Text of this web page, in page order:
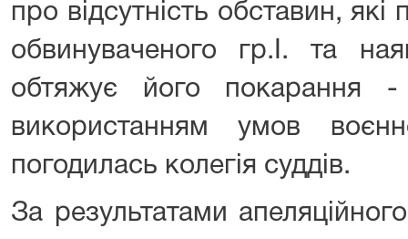
про відсутність обставин,
обвинуваченого гр.І. та
обтяжує його покарання
використанням умов
погодилась колегія суддів.
За результатами